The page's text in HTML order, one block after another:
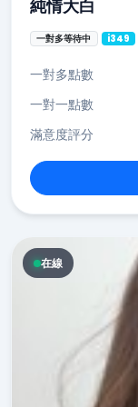
純情大白
一對多等待中 i349
一對多點數
一對一點數
滿意度評分
在線